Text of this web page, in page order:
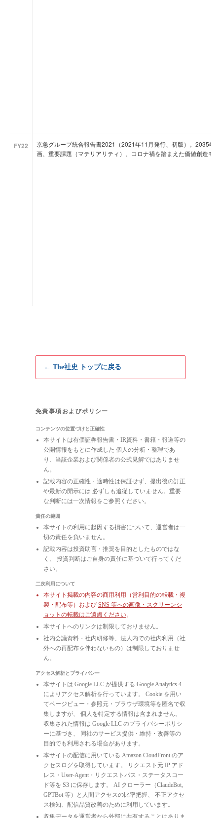
FY22
京急グループ統合報告書2021（2021年11月発行、初版）。2035年
画、重要課題（マテリアリティ）、コロナ禍を踏まえた価値創造モ
← The社史 トップに戻る
免責事項およびポリシー
コンテンツの位置づけと正確性
本サイトは有価証券報告書・IR資料・書籍・報道等の
公開情報をもとに作成した 個人の分析・整理であ
り、当該企業および関係者の公式見解ではありませ
ん。
記載内容の正確性・適時性は保証せず、提出後の訂正
や最新の開示には 必ずしも追従していません。重要
な判断には一次情報をご参照ください。
責任の範囲
本サイトの利用に起因する損害について、運営者は一
切の責任を負いません。
記載内容は投資助言・推奨を目的としたものではな
く、 投資判断はご自身の責任に基づいて行ってくだ
さい。
二次利用について
本サイト掲載の内容の商用利用（営利目的の転載・複
製・配布等）および SNS 等への画像・スクリーンシ
ョットの転載はご遠慮ください。
本サイトへのリンクは制限しておりません。
社内会議資料・社内研修等、法人内での社内利用（社
外への再配布を伴わないもの）は制限しておりませ
ん。
アクセス解析とプライバシー
本サイトは Google LLC が提供する Google Analytics 4
によりアクセス解析を行っています。 Cookie を用い
てページビュー・参照元・ブラウザ環境等を匿名で収
集しますが、 個人を特定する情報は含まれません。
収集された情報は Google LLC のプライバシーポリシ
ーに基づき、 同社のサービス提供・維持・改善等の
目的でも利用される場合があります。
本サイトの配信に用いている Amazon CloudFront のア
クセスログを取得しています。 リクエスト元 IP アド
レス・User-Agent・リクエストパス・ステータスコー
ド等を S3 に保存します。 AI クローラー（ClaudeBot,
GPTBot 等）と人間アクセスの比率把握、 不正アクセ
ス検知、配信品質改善のために利用しています。
収集データを運営者から外部に共有することはありま